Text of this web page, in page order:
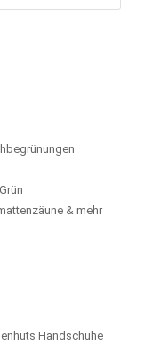
& mehr
Handschuhe